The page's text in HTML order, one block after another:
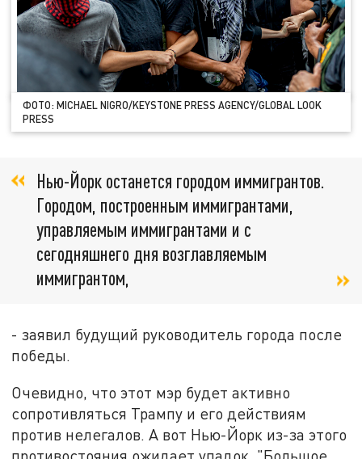
ФОТО: MICHAEL NIGRO/KEYSTONE PRESS AGENCY/GLOBAL LOOK
PRESS
Нью-Йорк останется городом иммигрантов.
Городом, построенным иммигрантами,
управляемым иммигрантами и с
сегодняшнего дня возглавляемым
иммигрантом,
- заявил будущий руководитель города после
победы.
Очевидно, что этот мэр будет активно
сопротивляться Трампу и его действиям
против нелегалов. А вот Нью-Йорк из-за этого